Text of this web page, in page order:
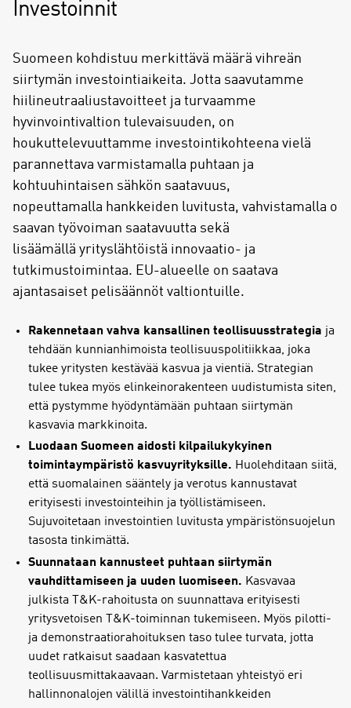
Investoinnit
Suomeen kohdistuu merkittävä määrä vihreän
siirtymän investointiaikeita. Jotta saavutamme
hiilineutraaliustavoitteet ja turvaamme
hyvinvointivaltion tulevaisuuden, on
houkuttelevuuttamme investointikohteena vielä
parannettava varmistamalla puhtaan ja
kohtuuhintaisen sähkön saatavuus,
nopeuttamalla hankkeiden luvitusta, vahvistamalla o
saavan työvoiman saatavuutta sekä
lisäämällä yrityslähtöistä innovaatio- ja
tutkimustoimintaa. EU-alueelle on saatava
ajantasaiset pelisäännöt valtiontuille.
Rakennetaan vahva kansallinen teollisuusstrategia ja
tehdään kunnianhimoista teollisuuspolitiikkaa, joka
tukee yritysten kestävää kasvua ja vientiä. Strategian
tulee tukea myös elinkeinorakenteen uudistumista siten,
että pystymme hyödyntämään puhtaan siirtymän
kasvavia markkinoita.
Luodaan Suomeen aidosti kilpailukykyinen
toimintaympäristö kasvuyrityksille. Huolehditaan siitä,
että suomalainen sääntely ja verotus kannustavat
erityisesti investointeihin ja työllistämiseen.
Sujuvoitetaan investointien luvitusta ympäristönsuojelun
tasosta tinkimättä.
Suunnataan kannusteet puhtaan siirtymän
vauhdittamiseen ja uuden luomiseen. Kasvavaa
julkista T&K-rahoitusta on suunnattava erityisesti
yritysvetoisen T&K-toiminnan tukemiseen. Myös pilotti-
ja demonstraatiorahoituksen taso tulee turvata, jotta
uudet ratkaisut saadaan kasvatettua
teollisuusmittakaavaan. Varmistetaan yhteistyö eri
hallinnonalojen välillä investointihankkeiden